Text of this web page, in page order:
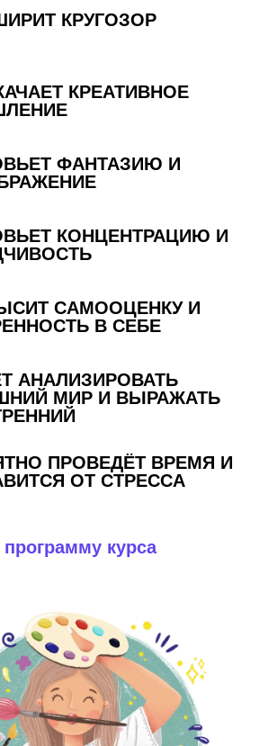
КРУГОЗОР
КРЕАТИВНОЕ
ФАНТАЗИЮ И
КОНЦЕНТРАЦИЮ И
САМООЦЕНКУ И
В СЕБЕ
АНАЛИЗИРОВАТЬ
МИР И ВЫРАЖАТЬ
ПРОВЕДЁТ ВРЕМЯ И
ОТ СТРЕССА
курса